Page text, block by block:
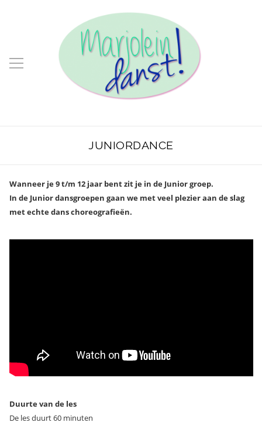
JUNIORDANCE
Wanneer je 9 t/m 12 jaar bent zit je in de Junior groep.
In de Junior dansgroepen gaan we met veel plezier aan de slag
met echte dans choreografieën.
Duurte van de les
De les duurt 60 minuten